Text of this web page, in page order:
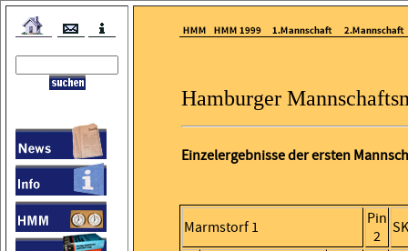
Hamburger
Einzelergebnisse der ersten
Marmstorf 1
Pin
2